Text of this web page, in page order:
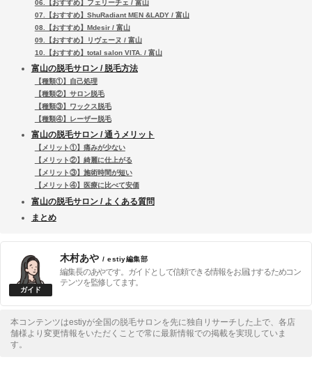
06.【おすすめ】フェリーチェ / 富山
07.【おすすめ】ShuRadiant MEN &LADY / 富山
08.【おすすめ】Mdesir / 富山
09.【おすすめ】リヴェーヌ / 富山
10.【おすすめ】total salon VITA. / 富山
富山の脱毛サロン / 脱毛方法
【種類①】自己処理
【種類②】サロン脱毛
【種類③】ワックス脱毛
【種類④】レーザー脱毛
富山の脱毛サロン / 通うメリット
【メリット①】痛みが少ない
【メリット②】綺麗に仕上がる
【メリット③】施術時間が短い
【メリット④】医療に比べて安価
富山の脱毛サロン / よくある質問
まとめ
木村あや / estiy編集部
編集長のあやです。ガイドとして信頼できる情報をお届けするためコン
テンツを監修してます。
本コンテンツはestiyが全国の脱毛サロンを先に独自リサーチした上で、各店
舗様より変更情報をいただくことで常に最新情報での掲載を実現していま
す。